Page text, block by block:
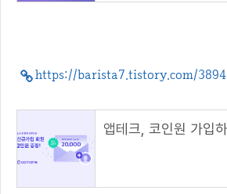
https://barista7.tistory.com/3894